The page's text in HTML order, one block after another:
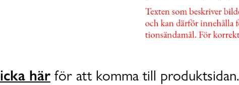
här för att komma till produktsidan.